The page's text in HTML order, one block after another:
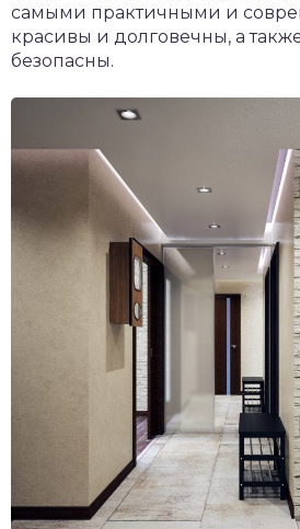
самыми практичными и
красивы и долговечны, а
безопасны.